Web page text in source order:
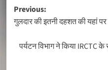
Post
navigation
Previous:
गुलदार की इतनी दहशत की यहां पर
पर्यटन विभाग ने किया IRCTC